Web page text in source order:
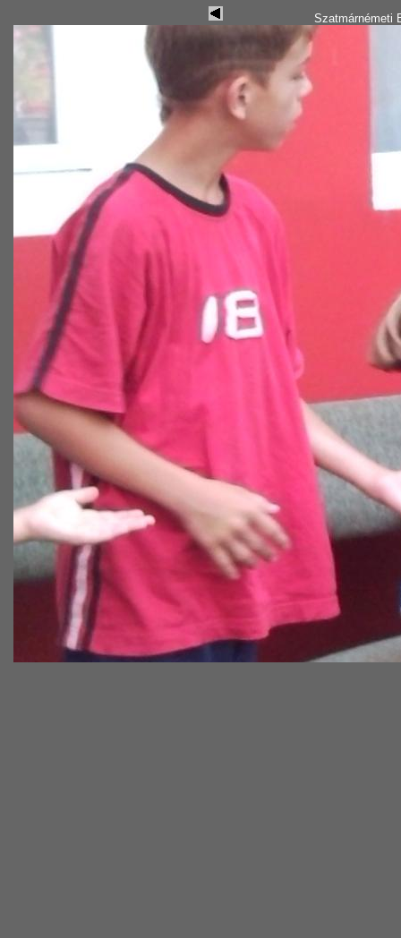
Szatmárnémeti